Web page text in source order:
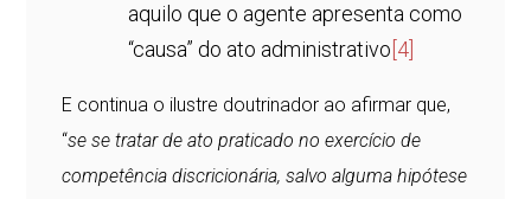
aquilo que o agente apresenta como
“causa” do ato administrativo [4]
E continua o ilustre doutrinador ao afirmar que,
“se se tratar de ato praticado no exercício de
competência discricionária, salvo alguma hipótese